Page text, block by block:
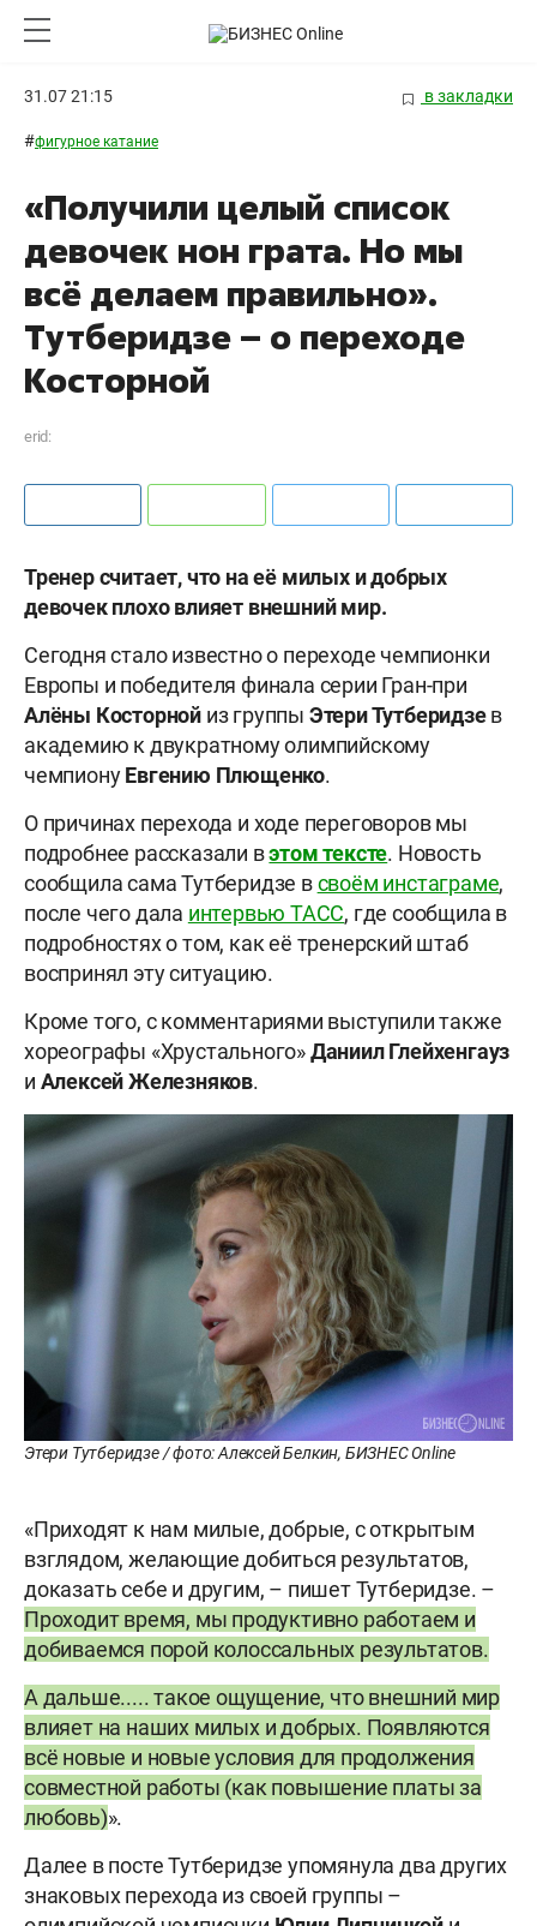
31.07 21:15 в закладки
#фигурное катание
«Получили целый список
девочек нон грата. Но мы
всё делаем правильно».
Тутберидзе – о переходе
Косторной
erid:
Тренер считает, что на её милых и добрых
девочек плохо влияет внешний мир.
Сегодня стало известно о переходе чемпионки
Европы и победителя финала серии Гран-при
Алёны Косторной из группы Этери Тутберидзев
академию к двукратному олимпийскому
чемпионуЕвгению Плющенко.
О причинах перехода и ходе переговоров мы
подробнее рассказали вэтом тексте. Новость
сообщила сама Тутберидзе всвоём инстаграме,
после чего дала интервью ТАСС, где сообщила в
подробностях о том, как её тренерский штаб
воспринял эту ситуацию.
Кроме того, с комментариями выступили также
хореографы «Хрустального»Даниил Глейхенгауз
и Алексей Железняков.
Этери Тутберидзе / фото: Алексей Белкин, БИЗНЕС Online
«Приходят к нам милые, добрые, с открытым
взглядом, желающие добиться результатов,
доказать себе и другим, – пишет Тутберидзе. –
Проходит время, мы продуктивно работаем и
добиваемся порой колоссальных результатов.
А дальше..... такое ощущение, что внешний мир
влияет на наших милых и добрых. Появляются
всё новые и новые условия для продолжения
совместной работы (как повышение платы за
любовь)».
Далее в посте Тутберидзе упомянула два других
знаковых перехода из своей группы –